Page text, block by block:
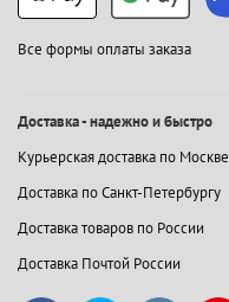
Все формы оплаты заказа
Доставка - надежно и быстро
Курьерская доставка по Москве
Доставка по Санкт-Петербургу
Доставка товаров по России
Доставка Почтой России